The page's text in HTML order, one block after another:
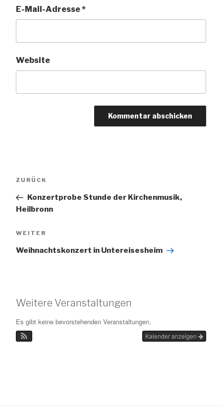
E-Mail-Adresse*
Website
Vorheriger
ZURÜCK
Konzertprobe Stunde der Kirchenmusik,
Heilbronn
Nächster
WEITER
Weihnachtskonzert in Untereisesheim
Weitere Veranstaltungen
Es gibt keine bevorstehenden Veranstaltungen.
Kalender anzeigen